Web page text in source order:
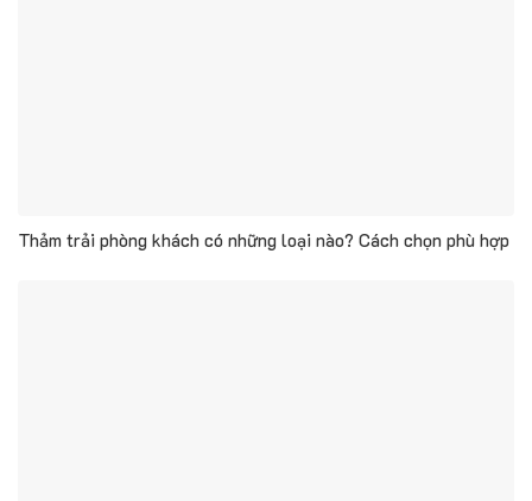
Thảm trải phòng khách có những loại nào? Cách chọn phù hợp